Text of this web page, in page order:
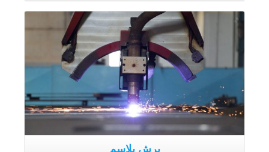
سیستم برش پلاسما از فناوری برش-اوکسی استفاده می کند.
اپراتور یک صفحه نمایش گرافیکی از صفحه کاری و مسیر برش
در اختیار دارد و سیستم می تواند ارتفاع برش را تنظیم کند. این
سیستم برای انواع کاربردها قابل تنظیم است و محصولات نیمه
صیقل خورده با کیفیت از آن نتیجه می شوند.
جوش کاری اتوماتیک